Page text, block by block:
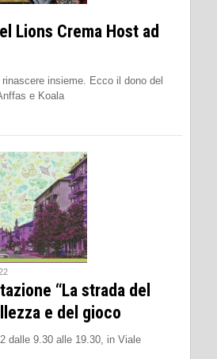
Lions Crema Host ad
insieme. Ecco il dono del
e Koala
“La strada del
e del gioco
dalle 9.30 alle 19.30, in Viale